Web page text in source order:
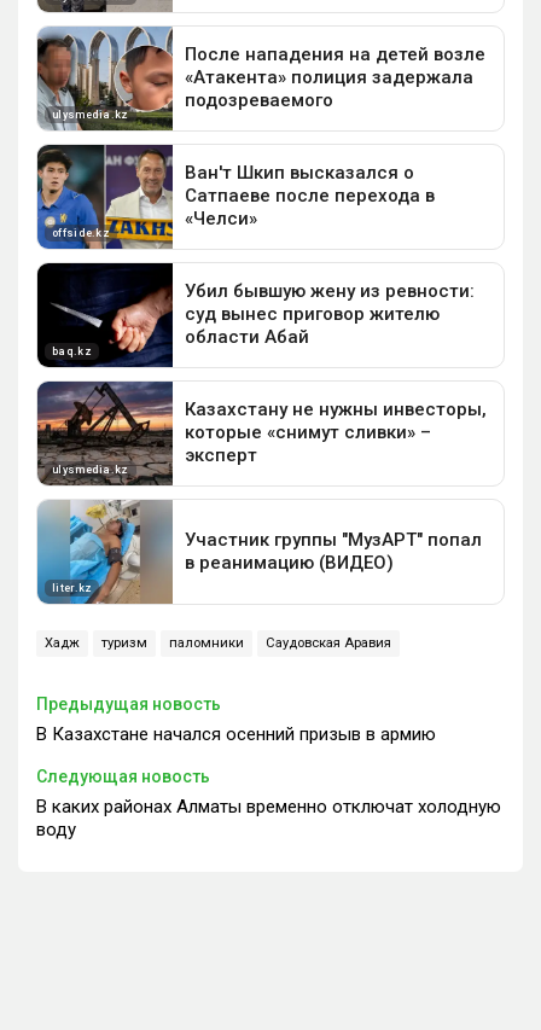
Хадж туризм паломники Саудовская Аравия
Предыдущая новость
В Казахстане начался осенний призыв в армию
Следующая новость
В каких районах Алматы временно отключат холодную
воду